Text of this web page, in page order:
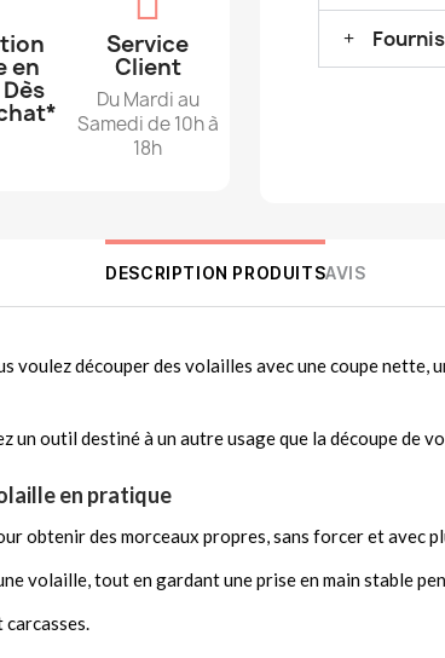
en
Service
Client
Du Mardi au
Samedi de 10h à
18h
DESCRIPTION PRODUITSAVIS
voulez découper des volailles avec une coupe nette,
un outil destiné à un autre usage que la découpe de
en pratique
obtenir des morceaux propres, sans forcer et avec
volaille, tout en gardant une prise en main stable
carcasses.